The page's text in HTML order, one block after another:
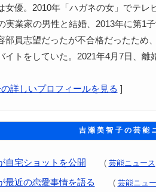
女優。2010年「ハガネの女」でテレ
実業家の男性と結婚、2013年に第1
部員志望だったが不合格だったため
イトをしていた。2021年4月7日、離
詳しいプロフィールを見る ]
吉瀬美智子の芸能
自宅ショットを公開 ( 芸能ニュース
最近の恋愛事情を語る ( 芸能ニュ